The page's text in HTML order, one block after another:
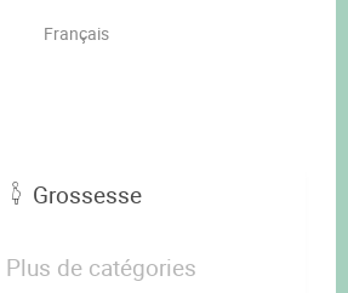
Français
Grossesse
Plus de catégories